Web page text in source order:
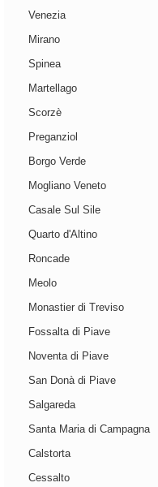
Venezia
Mirano
Spinea
Martellago
Scorzè
Preganziol
Borgo Verde
Mogliano Veneto
Casale Sul Sile
Quarto d'Altino
Roncade
Meolo
Monastier di Treviso
Fossalta di Piave
Noventa di Piave
San Donà di Piave
Salgareda
Santa Maria di Campagna
Calstorta
Cessalto